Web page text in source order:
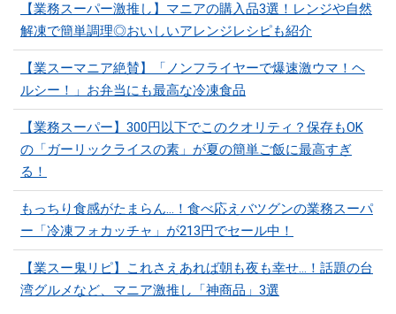
【業務スーパー激推し】マニアの購入品3選！レンジや自然
解凍で簡単調理◎おいしいアレンジレシピも紹介
【業スーマニア絶賛】「ノンフライヤーで爆速激ウマ！ヘ
ルシー！」お弁当にも最高な冷凍食品
【業務スーパー】300円以下でこのクオリティ？保存もOK
の「ガーリックライスの素」が夏の簡単ご飯に最高すぎ
る！
もっちり食感がたまらん…！食べ応えバツグンの業務スーパ
ー「冷凍フォカッチャ」が213円でセール中！
【業スー鬼リピ】これさえあれば朝も夜も幸せ…！話題の台
湾グルメなど、マニア激推し「神商品」3選